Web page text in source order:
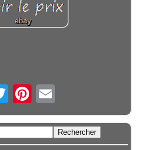
Email